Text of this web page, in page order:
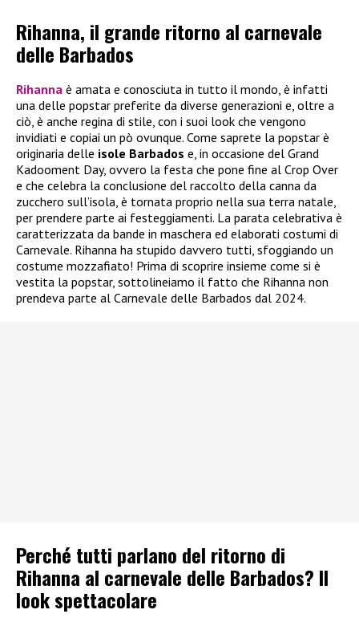
Rihanna, il grande ritorno al carnevale
delle Barbados
Rihanna è amata e conosciuta in tutto il mondo, è infatti
una delle popstar preferite da diverse generazioni e, oltre a
ciò, è anche regina di stile, con i suoi look che vengono
invidiati e copiai un pò ovunque. Come saprete la popstar è
originaria delle isole Barbados e, in occasione del Grand
Kadooment Day, ovvero la festa che pone fine al Crop Over
e che celebra la conclusione del raccolto della canna da
zucchero sull’isola, è tornata proprio nella sua terra natale,
per prendere parte ai festeggiamenti. La parata celebrativa è
caratterizzata da bande in maschera ed elaborati costumi di
Carnevale. Rihanna ha stupido davvero tutti, sfoggiando un
costume mozzafiato! Prima di scoprire insieme come si è
vestita la popstar, sottolineiamo il fatto che Rihanna non
prendeva parte al Carnevale delle Barbados dal 2024.
Perché tutti parlano del ritorno di
Rihanna al carnevale delle Barbados? Il
look spettacolare